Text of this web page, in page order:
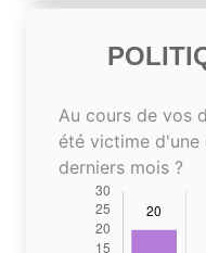
Au cours de vos
été victime d'une
derniers mois ?